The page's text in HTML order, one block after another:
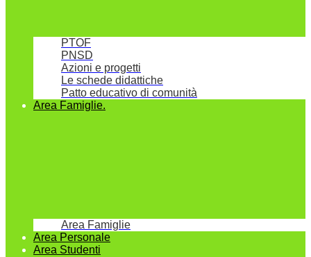
PTOF
PNSD
Azioni e progetti
Le schede didattiche
Patto educativo di comunità
Area Famiglie.
Area Famiglie
Area Personale
Area Studenti